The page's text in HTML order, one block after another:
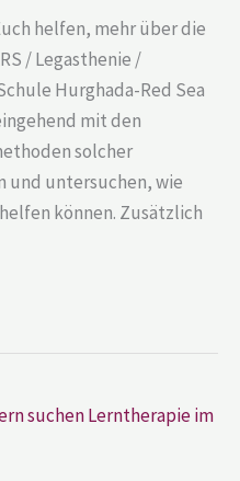
helfen, mehr über die
/ Legasthenie /
Hurghada-Red Sea
mit den
solcher
und untersuchen, wie
können. Zusätzlich